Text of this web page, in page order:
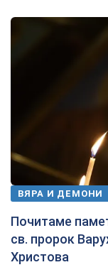
ВЯРА И ДЕМОНИ
Почитаме
св. пророк
Христова